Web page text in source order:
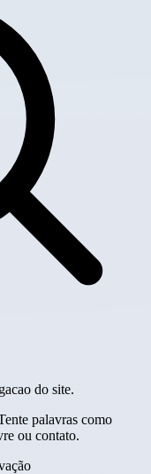
do site.
palavras como
ou contato.